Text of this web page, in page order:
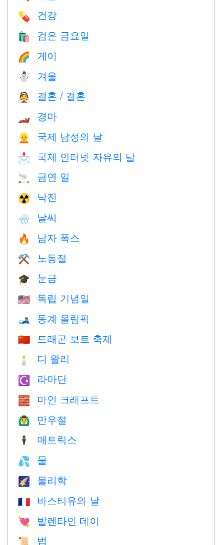
💊 건강
🛍 검은 금요일
🌈 게이
⛄ 겨울
👰 결혼 / 결혼
🏎 경마
👱 국제 남성의 날
📩 국제 인터넷 자유의 날
🚬 금연 일
☢️ 낙진
🌧 날씨
🔥 남자 폭스
⚒️ 노동절
🎓 눈금
🇺🇸 독립 기념일
🎿 동계 올림픽
🇨🇳 드래곤 보트 축제
🕯 디 왈리
☪️ 라마단
🧱 마인 크래프트
🙆‍♂️ 만우절
🕴️ 매트릭스
💦 물
🌠 물리학
🇫🇷 바스티유의 날
💘 발렌타인 데이
📜 법